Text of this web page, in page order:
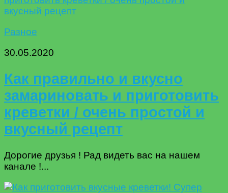
Разное
30.05.2020
Как правильно и вкусно
замариновать и приготовить
креветки / очень простой и
вкусный рецепт
Дорогие друзья ! Рад видеть вас на нашем
канале !...